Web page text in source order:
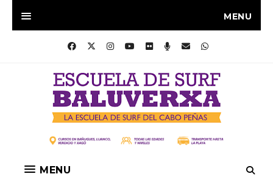
MENU
MENU